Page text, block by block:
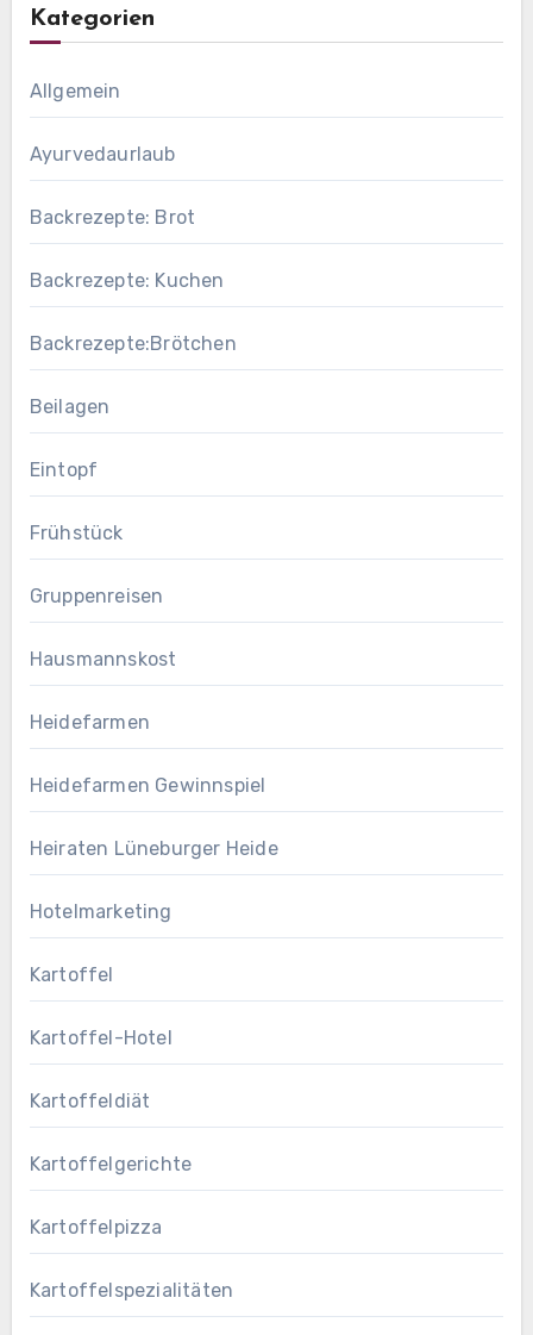
Kategorien
Allgemein
Ayurvedaurlaub
Backrezepte: Brot
Backrezepte: Kuchen
Backrezepte:Brötchen
Beilagen
Eintopf
Frühstück
Gruppenreisen
Hausmannskost
Heidefarmen
Heidefarmen Gewinnspiel
Heiraten Lüneburger Heide
Hotelmarketing
Kartoffel
Kartoffel-Hotel
Kartoffeldiät
Kartoffelgerichte
Kartoffelpizza
Kartoffelspezialitäten